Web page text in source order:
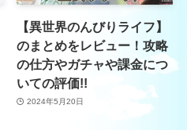
【異世界のんびりライフ】
のまとめをレビュー！攻略
の仕方やガチャや課金につ
いての評価!!
2024年5月20日